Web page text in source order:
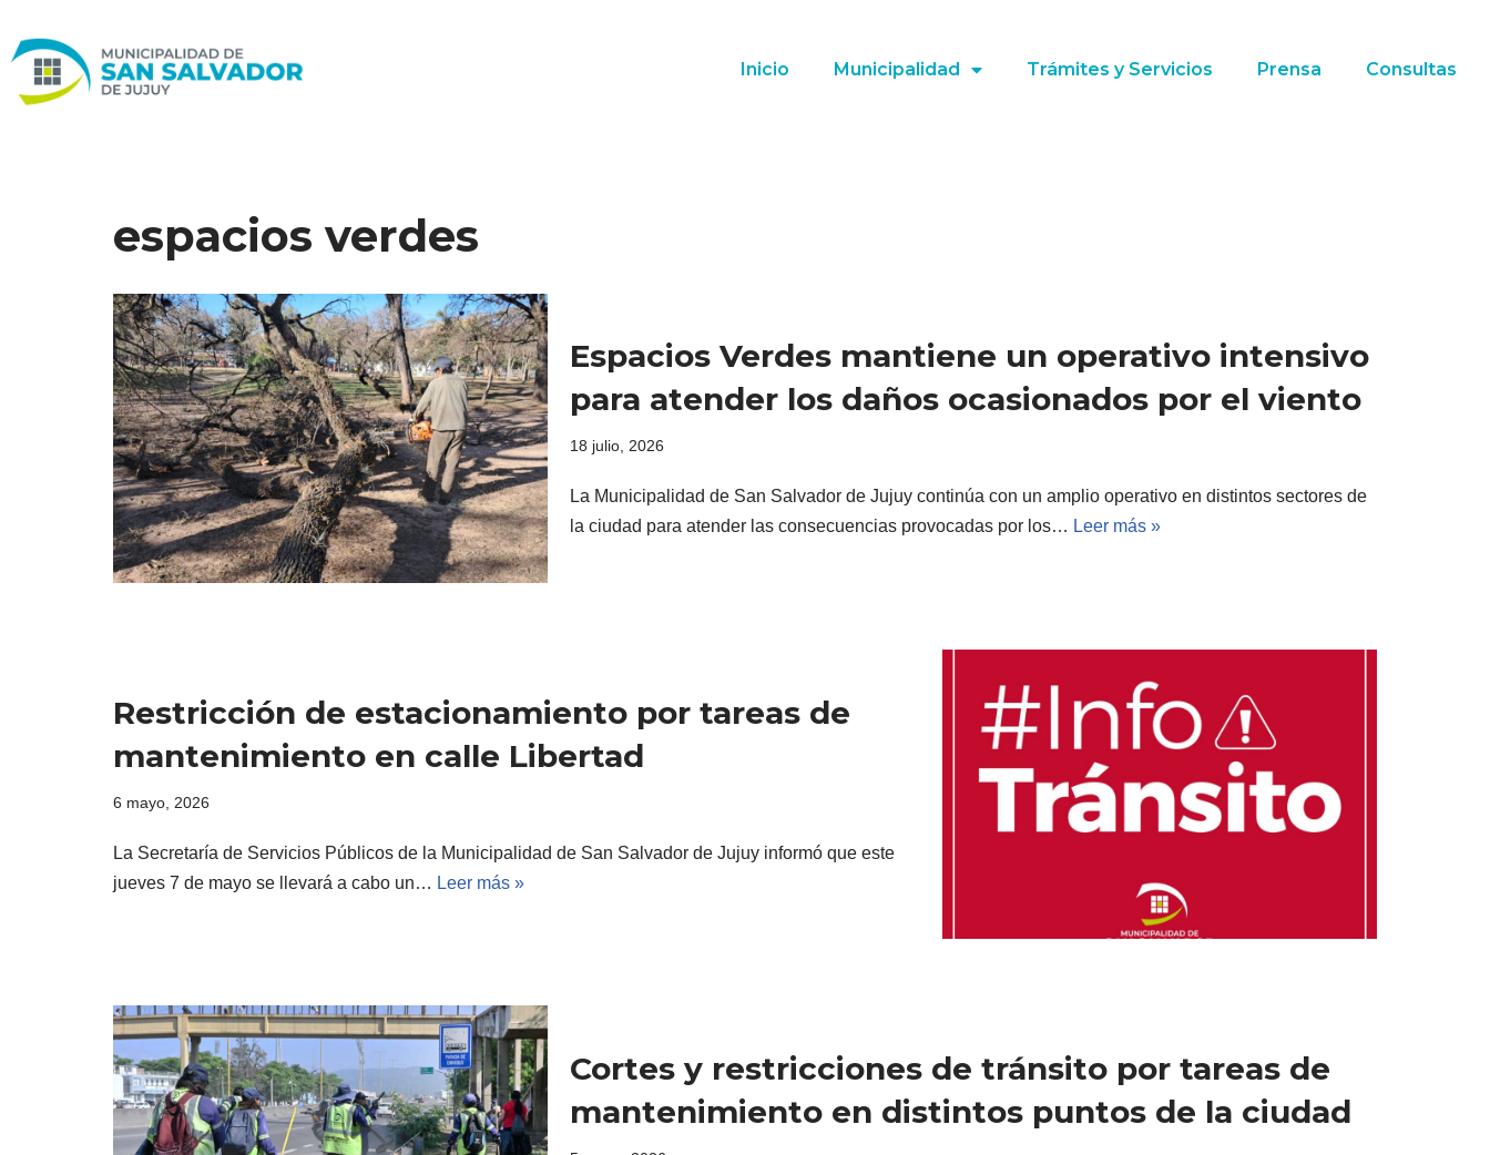
Ir
al
Inicio Municipalidad Trámites y Servicios Prensa Consultas
espacios verdes
Espacios Verdes mantiene un operativo intensivo
para atender los daños ocasionados por el viento
18 julio, 2026
La Municipalidad de San Salvador de Jujuy continúa con un amplio operativo en distintos sectores de
la ciudad para atender las consecuencias provocadas por los… Leer más »
Restricción de estacionamiento por tareas de
mantenimiento en calle Libertad
6 mayo, 2026
La Secretaría de Servicios Públicos de la Municipalidad de San Salvador de Jujuy informó que este
jueves 7 de mayo se llevará a cabo un… Leer más »
Cortes y restricciones de tránsito por tareas de
mantenimiento en distintos puntos de la ciudad